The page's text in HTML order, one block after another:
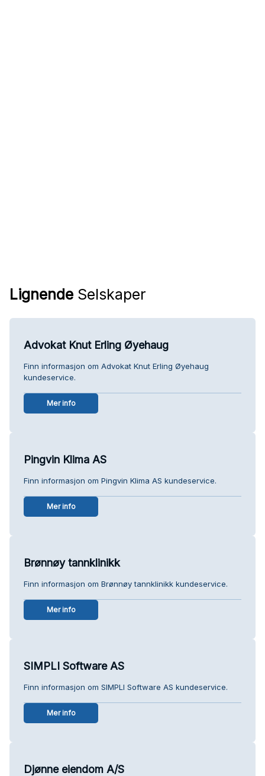
Lignende Selskaper
Advokat Knut Erling Øyehaug
Finn informasjon om Advokat Knut Erling Øyehaug
kundeservice.
Mer info
Pingvin Klima AS
Finn informasjon om Pingvin Klima AS kundeservice.
Mer info
Brønnøy tannklinikk
Finn informasjon om Brønnøy tannklinikk kundeservice.
Mer info
SIMPLI Software AS
Finn informasjon om SIMPLI Software AS kundeservice.
Mer info
Djønne eiendom A/S